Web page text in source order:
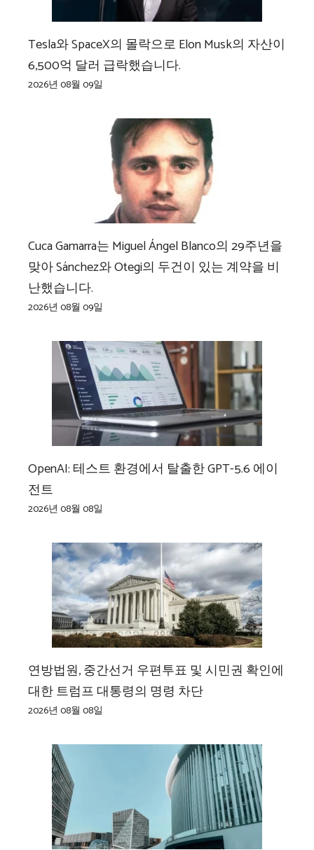
Tesla와 SpaceX의 몰락으로 Elon Musk의 자산이
6,500억 달러 급락했습니다.
2026년 08월 09일
Cuca Gamarra는 Miguel Ángel Blanco의 29주년을
맞아 Sánchez와 Otegi의 두건이 있는 계약을 비
난했습니다.
2026년 08월 09일
OpenAI: 테스트 환경에서 탈출한 GPT-5.6 에이
전트
2026년 08월 08일
연방법원, 중간선거 우편투표 및 시민권 확인에
대한 트럼프 대통령의 명령 차단
2026년 08월 08일